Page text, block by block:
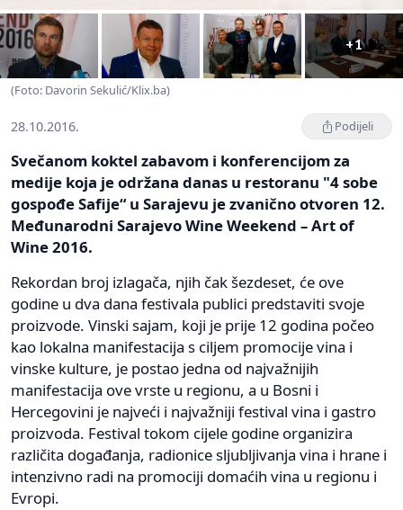
+1
(Foto: Davorin Sekulić/Klix.ba)
28.10.2016. Podijeli
Svečanom koktel zabavom i konferencijom za
medije koja je održana danas u restoranu "4 sobe
gospođe Safije“ u Sarajevu je zvanično otvoren 12.
Međunarodni Sarajevo Wine Weekend – Art of
Wine 2016.
Rekordan broj izlagača, njih čak šezdeset, će ove
godine u dva dana festivala publici predstaviti svoje
proizvode. Vinski sajam, koji je prije 12 godina počeo
kao lokalna manifestacija s ciljem promocije vina i
vinske kulture, je postao jedna od najvažnijih
manifestacija ove vrste u regionu, a u Bosni i
Hercegovini je najveći i najvažniji festival vina i gastro
proizvoda. Festival tokom cijele godine organizira
različita događanja, radionice sljubljivanja vina i hrane i
intenzivno radi na promociji domaćih vina u regionu i
Evropi.